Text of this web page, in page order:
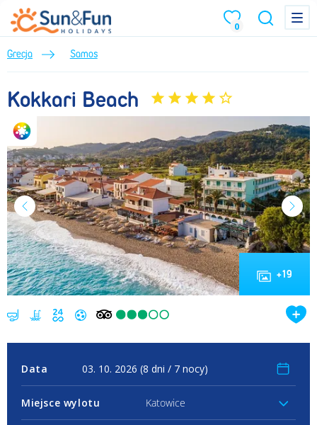
0
Menu Menu
Grecja Samos
Kokkari Beach
+19
Data
Miejsce wylotu Katowice
Kokkari Beach (Lato 2026) • Samos • Grecja • BP Sun&Fun